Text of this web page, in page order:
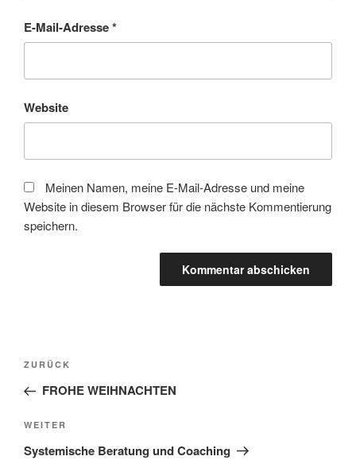
E-Mail-Adresse*
Website
Meinen Namen, meine E-Mail-Adresse und meine
Website in diesem Browser für die nächste Kommentierung
speichern.
Beitragsnavigation
Vorheriger
Beitrag
ZURÜCK
FROHE WEIHNACHTEN
Nächster
Beitrag
WEITER
Systemische Beratung und Coaching